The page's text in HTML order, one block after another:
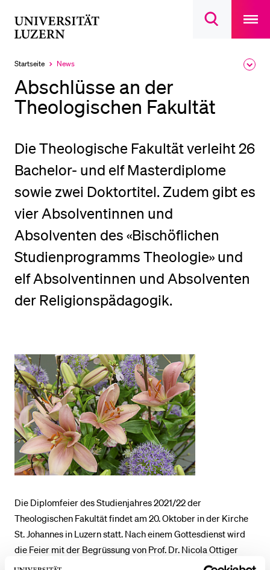
Suchdialog
main
Startseite
Aktuell
ausgewählt
News
Abschlüsse an der
Theologischen Fakultät
Die Theologische Fakultät verleiht 26
Bachelor- und elf Masterdiplome
sowie zwei Doktortitel. Zudem gibt es
vier Absolventinnen und
Absolventen des «Bischöflichen
Studienprogramms Theologie» und
elf Absolventinnen und Absolventen
der Religionspädagogik.
Die Diplomfeier des Studienjahres 2021/22 der
Theologischen Fakultät findet am 20. Oktober in der Kirche
St. Johannes in Luzern statt. Nach einem Gottesdienst wird
die Feier mit der Begrüssung von Prof. Dr. Nicola Ottiger
eröffnet. Das kirchliche Grusswort überbringt Martin
LETZTE SUCHEN
DIE UNI FÜR…
Schulklassen und Lehrpersonen
Studierende
Forschende
Mitarbeitende
Alumni
BELIEBTE INHALTE
Sportangebot
Menuplan Mensa
Anmeldung und Zulassung